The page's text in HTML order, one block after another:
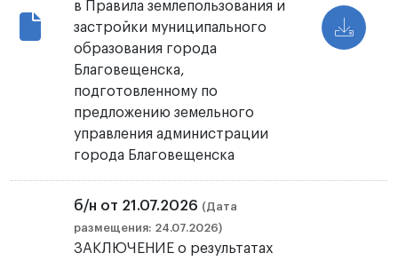
в Правила землепользования и
застройки муниципального
образования города
Благовещенска,
подготовленному по
предложению земельного
управления администрации
города Благовещенска
б/н от 21.07.2026 (Дата
размещения: 24.07.2026)
ЗАКЛЮЧЕНИЕ о результатах